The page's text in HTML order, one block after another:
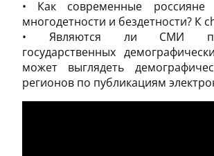
• Как современные россияне
многодетности и бездетности? К
• Являются ли СМИ
государственных
может выглядеть
регионов по публикациям